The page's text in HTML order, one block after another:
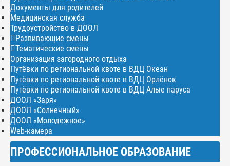
Документы для родителей
Медицинская служба
Трудоустройство в ДООЛ
Развивающие смены
Тематические смены
Организация загородного отдыха
Путёвки по региональной квоте в ВДЦ Океан
Путёвки по региональной квоте в ВДЦ Орлёнок
Путёвки по региональной квоте в ВДЦ Алые паруса
ДООЛ «Заря»
ДООЛ «Солнечный»
ДООЛ «Молодежное»
Web-камера
ПРОФЕССИОНАЛЬНОЕ ОБРАЗОВАНИЕ